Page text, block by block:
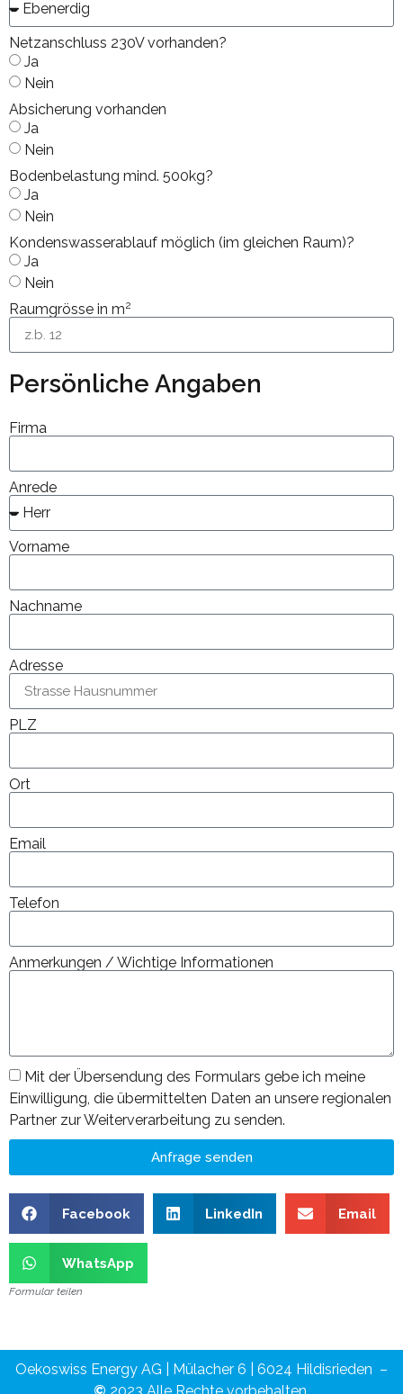
Netzanschluss 230V vorhanden?
Ja
Nein
Absicherung vorhanden
Ja
Nein
Bodenbelastung mind. 500kg?
Ja
Nein
Kondenswasserablauf möglich (im gleichen Raum)?
Ja
Nein
Raumgrösse in m2
Persönliche Angaben
Firma
Anrede
Vorname
Nachname
Adresse
PLZ
Ort
Email
Telefon
Anmerkungen / Wichtige Informationen
Mit der Übersendung des Formulars gebe ich meine
Einwilligung, die übermittelten Daten an unsere regionalen
Partner zur Weiterverarbeitung zu senden.
Anfrage senden
Facebook LinkedIn Email
WhatsApp
Formular teilen
Oekoswiss Energy AG | Mülacher 6 | 6024 Hildisrieden –